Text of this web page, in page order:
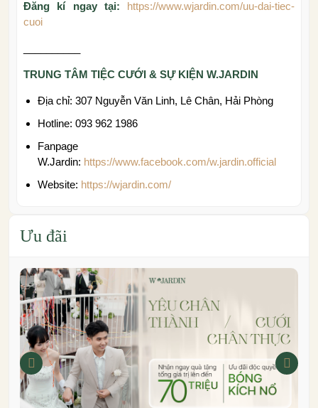
Đăng kí ngay tại: https://www.wjardin.com/uu-dai-tiec-
cuoi
TRUNG TÂM TIỆC CƯỚI & SỰ KIỆN W.JARDIN
Địa chỉ: 307 Nguyễn Văn Linh, Lê Chân, Hải Phòng
Hotline: 093 962 1986
Fanpage
W.Jardin: https://www.facebook.com/w.jardin.official
Website: https://wjardin.com/
Ưu đãi